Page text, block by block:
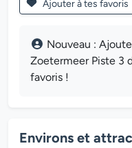
Ajouter à tes favoris
Nouveau :
Zoetermeer Piste 3
favoris !
Environs et